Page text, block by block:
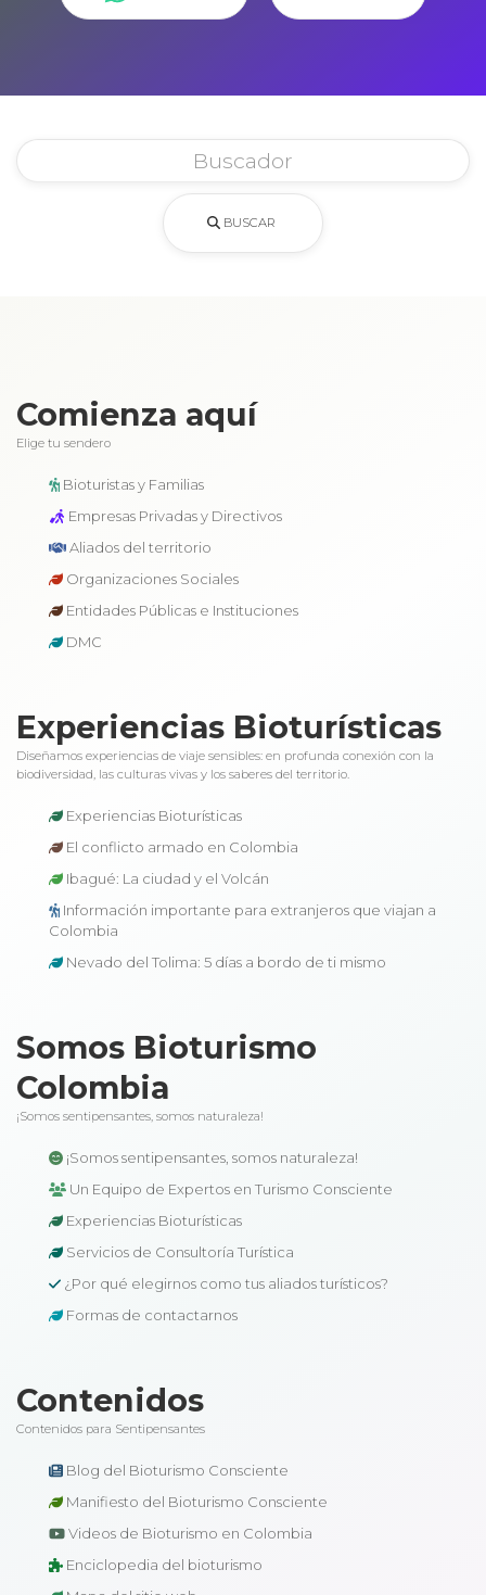
BUSCAR
Comienza aquí
Elige tu sendero
Bioturistas y Familias
Empresas Privadas y Directivos
Aliados del territorio
Organizaciones Sociales
Entidades Públicas e Instituciones
DMC
Experiencias Bioturísticas
Diseñamos experiencias de viaje sensibles: en profunda conexión con la
biodiversidad, las culturas vivas y los saberes del territorio.
Experiencias Bioturísticas
El conflicto armado en Colombia
Ibagué: La ciudad y el Volcán
Información importante para extranjeros que viajan a
Colombia
Nevado del Tolima: 5 días a bordo de ti mismo
Somos Bioturismo
Colombia
¡Somos sentipensantes, somos naturaleza!
¡Somos sentipensantes, somos naturaleza!
Un Equipo de Expertos en Turismo Consciente
Experiencias Bioturísticas
Servicios de Consultoría Turística
¿Por qué elegirnos como tus aliados turísticos?
Formas de contactarnos
Contenidos
Contenidos para Sentipensantes
Blog del Bioturismo Consciente
Manifiesto del Bioturismo Consciente
Videos de Bioturismo en Colombia
Enciclopedia del bioturismo